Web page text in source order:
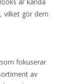
vilket gör dem
fokuserar
av